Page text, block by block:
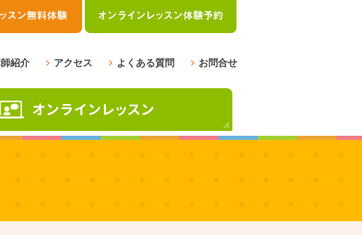
紹介 アクセス よくある質問 お問合せ